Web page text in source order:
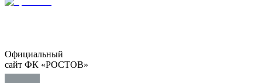
Официальный
сайт ФК «РОСТОВ»